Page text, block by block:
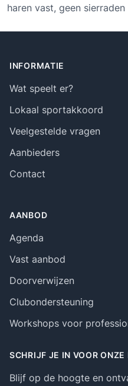
haren vast, geen
INFORMATIE
Wat speelt er?
Lokaal sportakkoord
Veelgestelde vragen
Aanbieders
Contact
AANBOD
Agenda
Vast aanbod
Doorverwijzen
Clubondersteuning
Workshops voor
SCHRIJF JE IN VOOR ONZE
Blijf op de hoogte en